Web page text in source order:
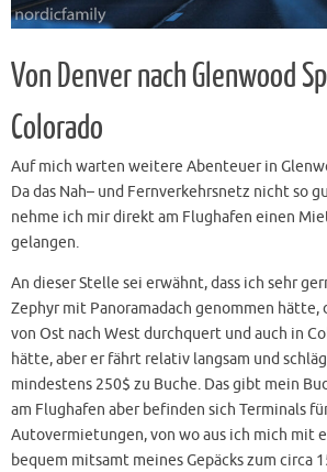
Von Denver nach Glenwood
Colorado
Auf mich warten weitere Abenteuer in
Da das Nah– und Fernverkehrsnetz nicht so
nehme ich mir direkt am Flughafen einen
gelangen.
An dieser Stelle sei erwähnt, dass ich sehr
Zephyr mit Panoramadach genommen hätte,
von Ost nach West durchquert und auch in
hätte, aber er fährt relativ langsam und
mindestens 250$ zu Buche. Das gibt mein
am Flughafen aber befinden sich Terminals
Autovermietungen, von wo aus ich mich mit
bequem mitsamt meines Gepäcks zum circa